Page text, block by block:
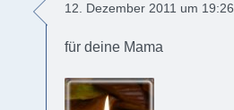
12. Dezember 2011 um 19:26
für deine Mama